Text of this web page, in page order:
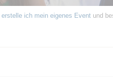
erstelle ich mein eigenes Event und